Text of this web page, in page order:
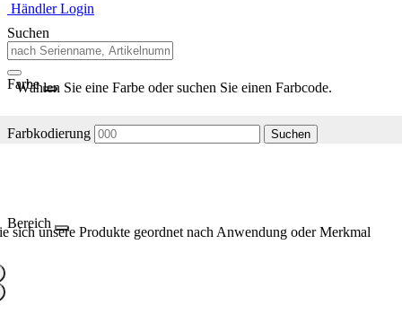
Händler Login
Suchen
Farbe
Wählen Sie eine Farbe oder suchen Sie einen Farbcode.
Farbkodierung Suchen
Bereich
sich unsere Produkte geordnet nach Anwendung oder Merkmal